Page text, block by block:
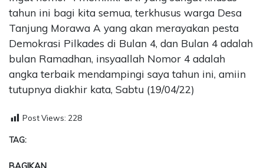
tahun ini bagi kita semua, terkhusus warga Desa
Tanjung Morawa A yang akan merayakan pesta
Demokrasi Pilkades di Bulan 4, dan Bulan 4 adalah
bulan Ramadhan, insyaallah Nomor 4 adalah
angka terbaik mendampingi saya tahun ini, amiin
tutupnya diakhir kata, Sabtu (19/04/22)
Post Views: 228
TAG:
BAGIKAN